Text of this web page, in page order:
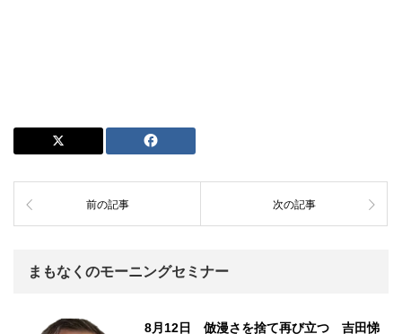
前の記事 次の記事
まもなくのモーニングセミナー
8月12日 倣漫さを捨て再び立つ 吉田悌